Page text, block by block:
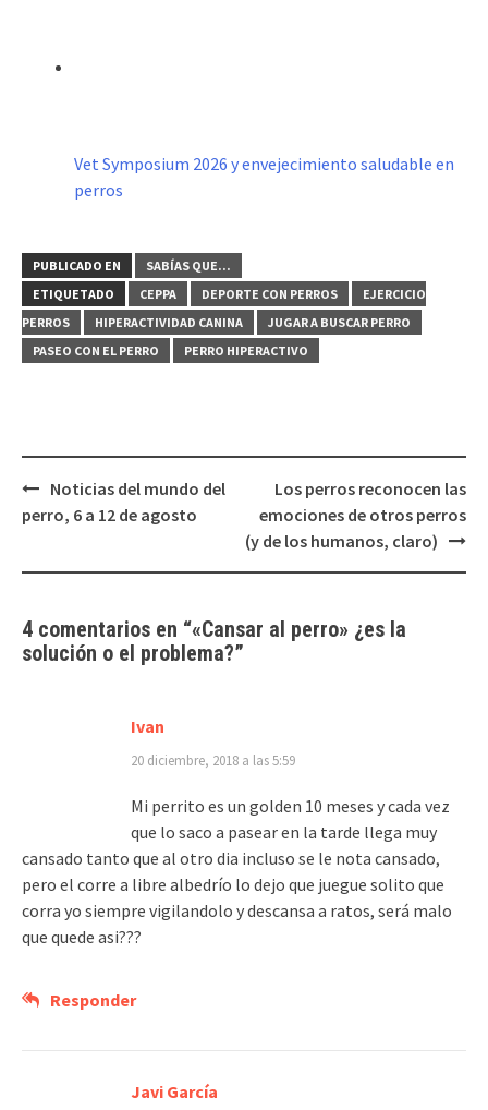
Vet Symposium 2026 y envejecimiento saludable en
perros
PUBLICADO EN
SABÍAS QUE...
ETIQUETADO
CEPPA DEPORTE CON PERROS
EJERCICIO
PERROS
HIPERACTIVIDAD CANINA
JUGAR A BUSCAR PERRO
PASEO CON EL PERRO
PERRO HIPERACTIVO
Navegación
de
Noticias del mundo del
perro, 6 a 12 de agosto
Los perros reconocen las
emociones de otros perros
(y de los humanos, claro)
4 comentarios en “«Cansar al perro» ¿es la
solución o el problema?”
Ivan
20 diciembre, 2018 a las 5:59
Mi perrito es un golden 10 meses y cada vez
que lo saco a pasear en la tarde llega muy
cansado tanto que al otro dia incluso se le nota cansado,
pero el corre a libre albedrío lo dejo que juegue solito que
corra yo siempre vigilandolo y descansa a ratos, será malo
que quede asi???
Responder
Javi García